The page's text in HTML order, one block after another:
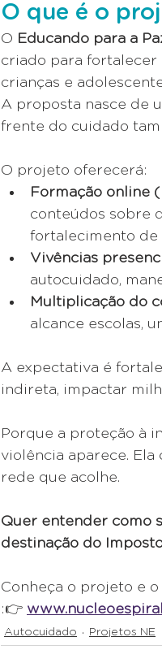
O que é o
O Educando para a
criado para fortalecer
crianças e
A proposta nasce de
frente do cuidado
O projeto oferecerá:
Formação online
conteúdos sobre
fortalecimento de
Vivências
autocuidado,
Multiplicação do
alcance escolas,
A expectativa é
indireta, impactar
Porque a proteção à
violência aparece.
rede que acolhe.
Quer entender como
destinação do
Conheça o projeto e o
:👉
Autocuidado Projetos NE